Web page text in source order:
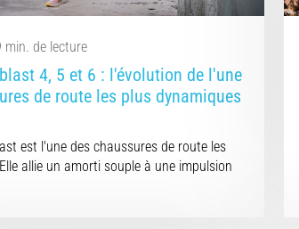
min. de lecture
4, 5 et 6 : l'évolution de l'une
de route les plus dynamiques
est l'une des chaussures de route les
allie un amorti souple à une impulsion